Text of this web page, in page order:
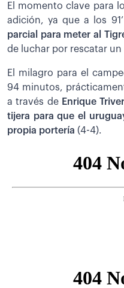
El momento clave para
adición, ya que a los 91’
parcial para meter al
de luchar por rescatar
El milagro para el
94 minutos,
a través de Enrique
tijera para que el
propia portería (4-4).